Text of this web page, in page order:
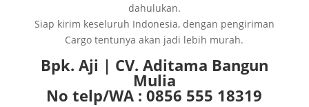
dahulukan.
Siap kirim keseluruh Indonesia, dengan pengiriman
Cargo tentunya akan jadi lebih murah.
Bpk. Aji | CV. Aditama Bangun
Mulia
No telp/WA : 0856 555 18319